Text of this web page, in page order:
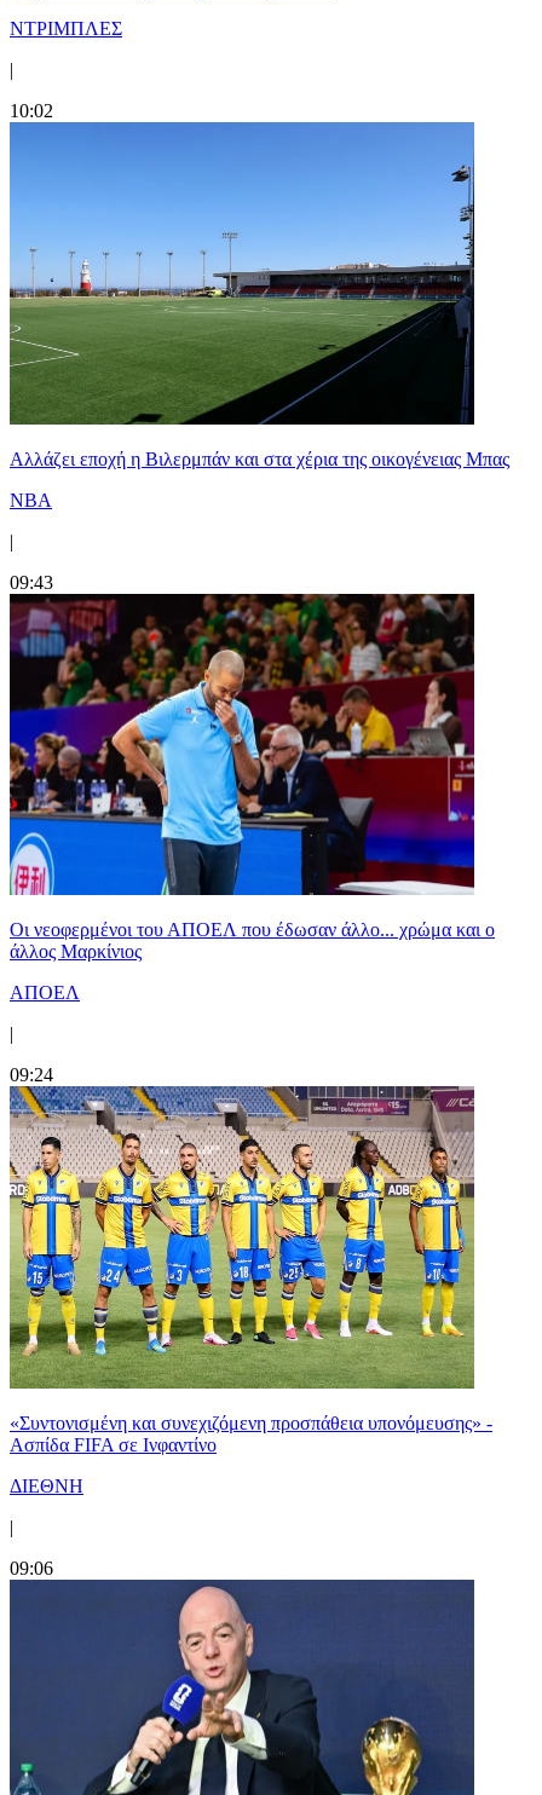
ΝΤΡΙΜΠΛΕΣ
|
10:02
Aλλάζει εποχή η Βιλερμπάν και στα χέρια της οικογένειας Μπας
NBA
|
09:43
Οι νεοφερμένοι του ΑΠΟΕΛ που έδωσαν άλλο... χρώμα και ο
άλλος Μαρκίνιος
ΑΠΟΕΛ
|
09:24
«Συντονισμένη και συνεχιζόμενη προσπάθεια υπονόμευσης» -
Ασπίδα FIFA σε Ινφαντίνο
ΔΙΕΘΝΗ
|
09:06